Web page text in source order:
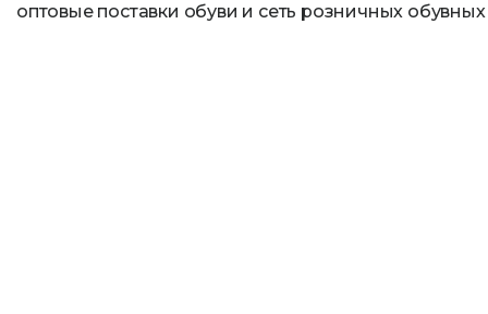
оптовые поставки обуви и сеть розничных обувных